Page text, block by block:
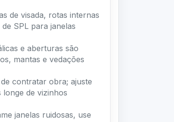
de visada, rotas internas
SPL para janelas
e aberturas são
mantas e vedações
contratar obra; ajuste
de vizinhos
janelas ruidosas, use
para reduzir